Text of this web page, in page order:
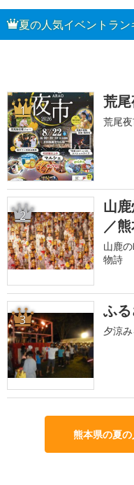
夏の人気イベントラン
1 荒
荒尾
2
山
／
山鹿
物詩
3 ふ
夕涼
熊本県の夏